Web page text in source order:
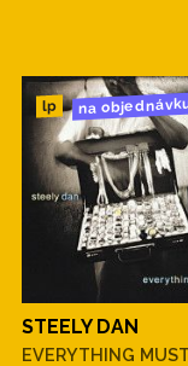
lp na
STEELY DAN
EVERYTHING MUST